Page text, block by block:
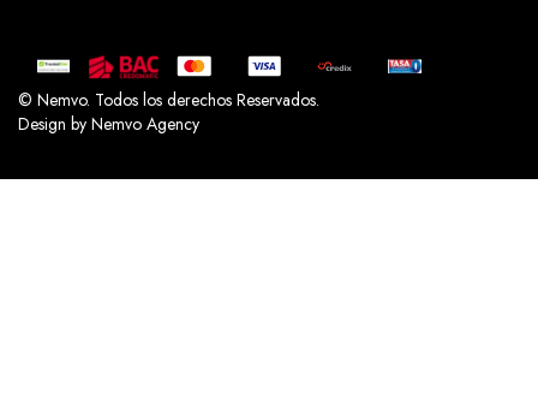
© Nemvo. Todos los derechos Reservados.
Design by Nemvo Agency